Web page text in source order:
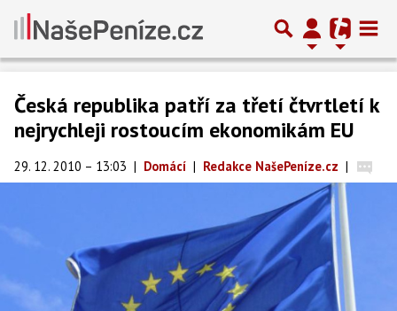
Česká republika patří za třetí čtvrtletí k
nejrychleji rostoucím ekonomikám EU
29. 12. 2010 – 13:03 | Domácí | Redakce NašePeníze.cz |